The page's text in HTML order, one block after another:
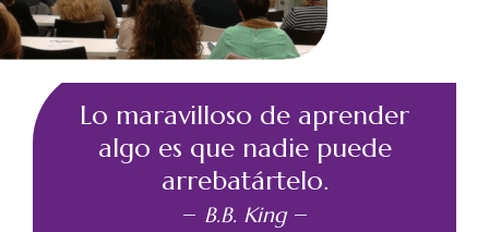
Lo maravilloso de aprender
algo es que nadie puede
arrebatártelo.
– B.B. King–